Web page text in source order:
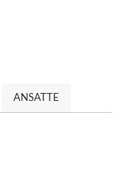
ANSATTE